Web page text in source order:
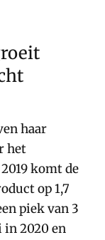
haar
het
komt de
op 1,7
piek van 3
in 2020 en